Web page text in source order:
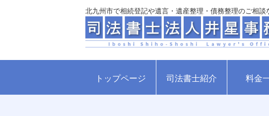
北九州市で相続登記や遺言・遺産整理・債務整理のご相
トップページ 司法書士紹介 料金